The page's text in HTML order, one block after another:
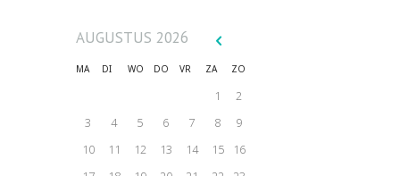
AUGUSTUS 2026
MA DI WO DO VR ZA ZO
1
2
3
4 5 6 7 8
9
10
11 12 13 14 15
16